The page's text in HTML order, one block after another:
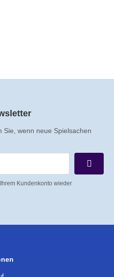
wenn neue Spielsachen
Kundenkonto wieder